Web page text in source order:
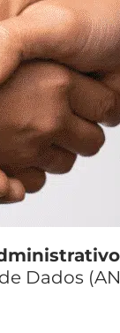
Dados